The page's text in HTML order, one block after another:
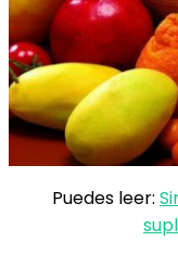
Puedes leer: